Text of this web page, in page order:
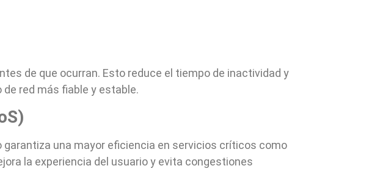
de que ocurran. Esto reduce el tiempo de inactividad y
red más fiable y estable.
una mayor eficiencia en servicios críticos como
la experiencia del usuario y evita congestiones